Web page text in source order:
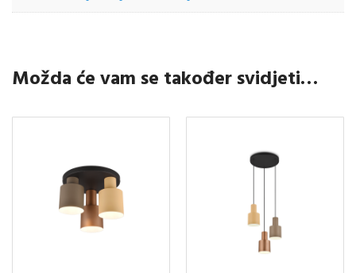
Možda će vam se također svidjeti…